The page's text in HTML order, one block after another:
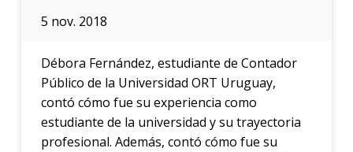
5 nov. 2018
Débora Fernández, estudiante de Contador
Público de la Universidad ORT Uruguay,
contó cómo fue su experiencia como
estudiante de la universidad y su trayectoria
profesional. Además, contó cómo fue su